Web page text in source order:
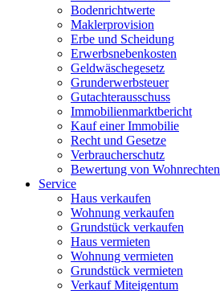
Bodenrichtwerte
Maklerprovision
Erbe und Scheidung
Erwerbsnebenkosten
Geldwäschegesetz
Grunderwerbsteuer
Gutachterausschuss
Immobilienmarktbericht
Kauf einer Immobilie
Recht und Gesetze
Verbraucherschutz
Bewertung von Wohnrechten
Service
Haus verkaufen
Wohnung verkaufen
Grundstück verkaufen
Haus vermieten
Wohnung vermieten
Grundstück vermieten
Verkauf Miteigentum